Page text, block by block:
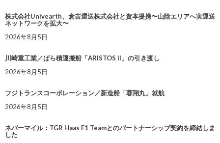
株式会社Univearth、倉吉運送株式会社と資本提携〜山陰エリアへ実運送
ネットワークを拡大〜
2026年8月5日
川崎重工業／ばら積運搬船「ARISTOS II」の引き渡し
2026年8月5日
フジトランスコーポレーション／新造船「蓉翔丸」就航
2026年8月5日
ネバーマイル：TGR Haas F1 Teamとのパートナーシップ契約を締結しま
した